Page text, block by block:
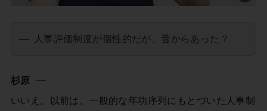
人事評価制度が個性的だが、昔からあった？
杉原
いいえ。以前は、一般的な年功序列にもとづいた人事制